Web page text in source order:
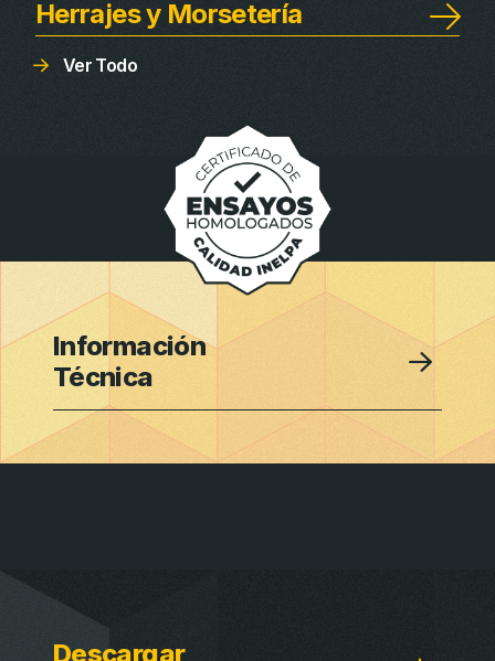
Herrajes y Morsetería
Ver Todo
Información
Técnica
Descargar